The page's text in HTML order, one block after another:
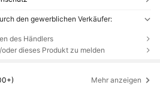
den gewerblichen Verkäufer:
des Händlers
dieses Produkt zu melden
Mehr anzeigen